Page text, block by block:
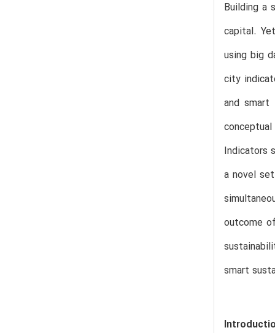
Building a
capital.
using big
city
and
Indicators
a novel
outcome
smart